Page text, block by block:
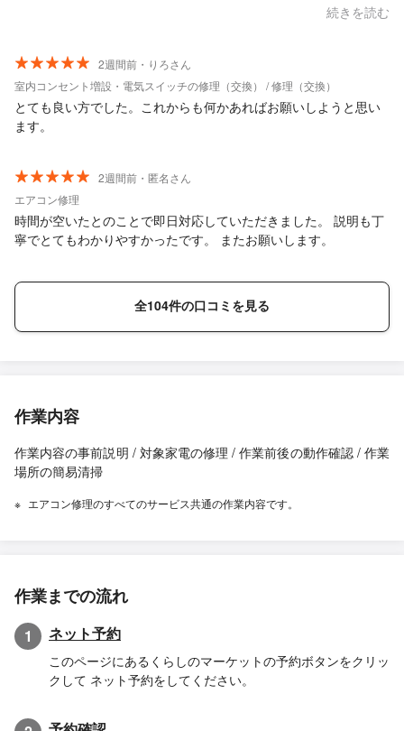
続きを読む
2週間前・りろさん
室内コンセント増設・電気スイッチの修理（交換） / 修理（交換）
とても良い方でした。これからも何かあればお願いしようと思い
ます。
2週間前・匿名さん
エアコン修理
時間が空いたとのことで即日対応していただきました。 説明も丁
寧でとてもわかりやすかったです。 またお願いします。
全104件の口コミを見る
作業内容
作業内容の事前説明 / 対象家電の修理 / 作業前後の動作確認 / 作業
場所の簡易清掃
エアコン修理のすべてのサービス共通の作業内容です。
作業までの流れ
1 ネット予約
このページにあるくらしのマーケットの予約ボタンをクリッ
クして ネット予約をしてください。